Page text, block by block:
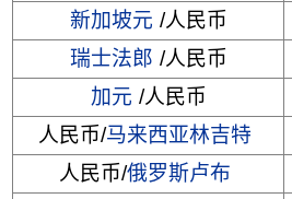
新加坡元 /人民币
瑞士法郎 /人民币
加元 /人民币
人民币/马来西亚林吉特
人民币/俄罗斯卢布